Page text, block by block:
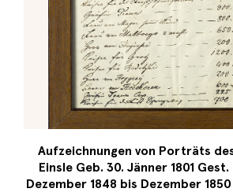
Aufzeichnungen von Porträts
Einsle Geb. 30. Jänner 1801 Gest.
Dezember 1848 bis Dezember